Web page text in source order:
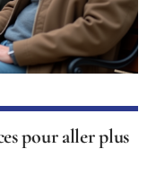
pour aller plus